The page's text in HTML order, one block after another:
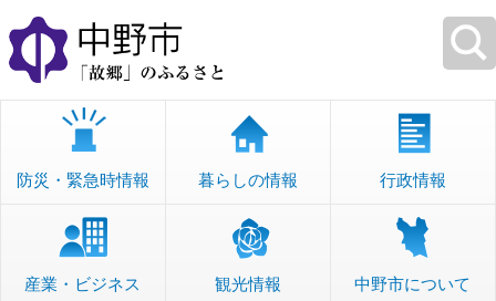
本
文
へ
移
防災・緊急時情報 暮らしの情報 行政情報
産業・ビジネス 観光情報 中野市について